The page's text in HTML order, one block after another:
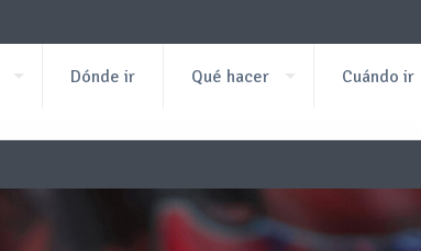
Dónde ir Qué hacer Cuándo ir